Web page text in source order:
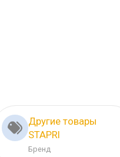
Другие товары
STAPRI
Бренд